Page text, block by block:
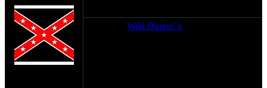
Wild Dimon"а